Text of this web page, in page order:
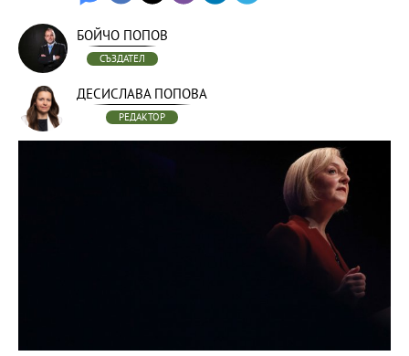
БОЙЧО ПОПОВ
СЪЗДАТЕЛ
ДЕСИСЛАВА ПОПОВА
РЕДАКТОР